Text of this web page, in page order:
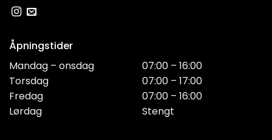
Åpningstider
Mandag – onsdag
Torsdag
Fredag
Lørdag
07:00 – 16:00
07:00 – 17:00
07:00 – 16:00
Stengt